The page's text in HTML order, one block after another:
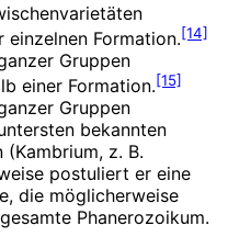
Formation.[14]
Gruppen
einer Formation.[15]
Gruppen
bekannten
z. B.
postuliert er eine
die möglicherweise
Phanerozoikum.